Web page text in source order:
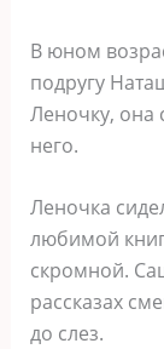
В юном
подругу
Леночку, она
него.
Леночка
любимой
скромной.
рассказах
до слез.